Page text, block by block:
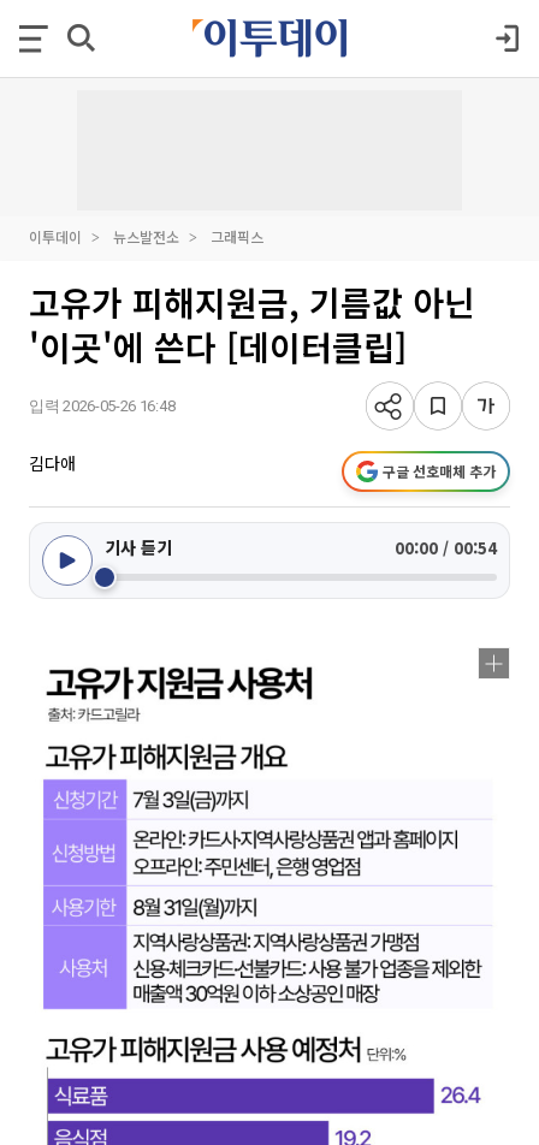
이투데이 뉴스발전소 그래픽스
고유가 피해지원금, 기름값 아닌
'이곳'에 쓴다 [데이터클립]
입력 2026-05-26 16:48
김다애 구글 선호매체 추가
기사 듣기 00:00 / 00:54